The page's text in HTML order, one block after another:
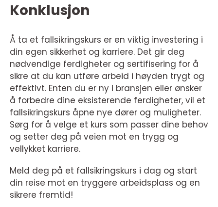
Konklusjon
Å ta et fallsikringskurs er en viktig investering i
din egen sikkerhet og karriere. Det gir deg
nødvendige ferdigheter og sertifisering for å
sikre at du kan utføre arbeid i høyden trygt og
effektivt. Enten du er ny i bransjen eller ønsker
å forbedre dine eksisterende ferdigheter, vil et
fallsikringskurs åpne nye dører og muligheter.
Sørg for å velge et kurs som passer dine behov
og setter deg på veien mot en trygg og
vellykket karriere.
Meld deg på et fallsikringskurs i dag og start
din reise mot en tryggere arbeidsplass og en
sikrere fremtid!